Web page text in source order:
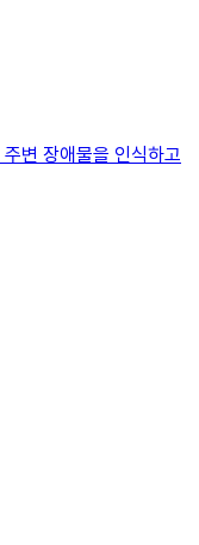
변 장애물을 인식하고